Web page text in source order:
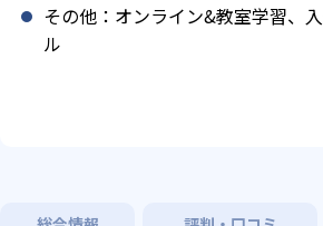
その他：オンライン&教室学習、
ル